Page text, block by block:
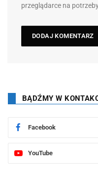
przeglądarce na
BĄDŹMY W
Facebook
YouTube